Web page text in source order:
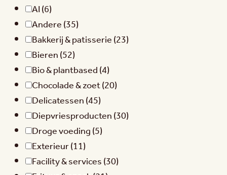
AI(6)
Andere(35)
Bakkerij & patisserie(23)
Bieren(52)
Bio & plantbased(4)
Chocolade & zoet(20)
Delicatessen(45)
Diepvriesproducten(30)
Droge voeding(5)
Exterieur(11)
Facility & services(30)